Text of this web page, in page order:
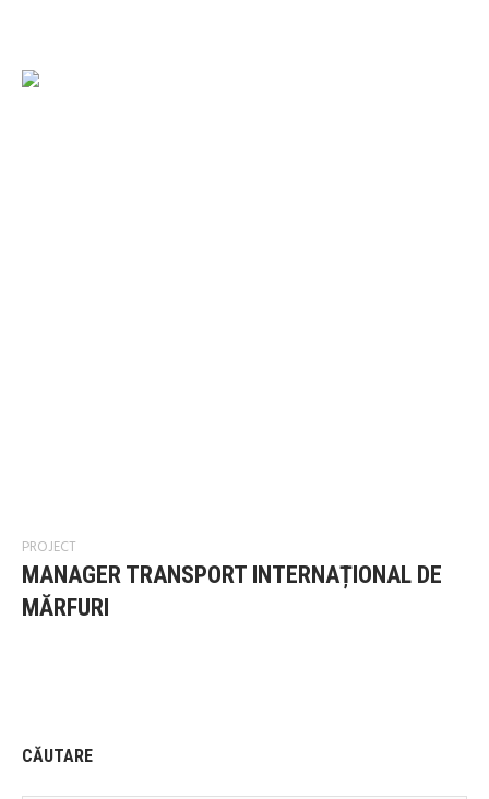
PROJECT
MANAGER TRANSPORT INTERNAȚIONAL DE
MĂRFURI
CĂUTARE